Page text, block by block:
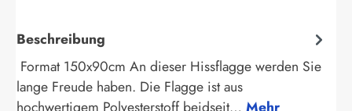
Beschreibung
Format 150x90cm An dieser Hissflagge werden Sie
lange Freude haben. Die Flagge ist aus